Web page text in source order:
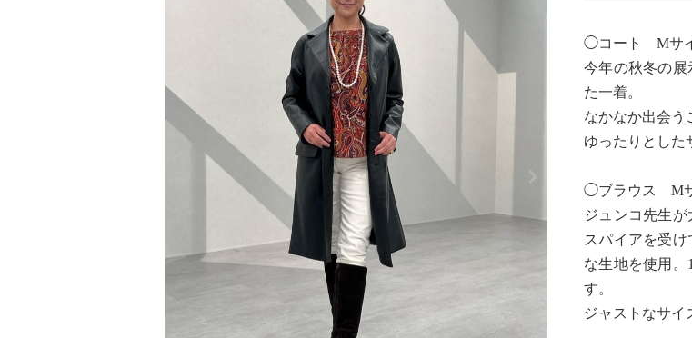
◯コート Mサ
今年の秋冬の展
た一着。
なかなか出会う
ゆったりとした
◯ブラウス M
ジュンコ先生
スパイアを受
な生地を使用。
す。
ジャストなサイ